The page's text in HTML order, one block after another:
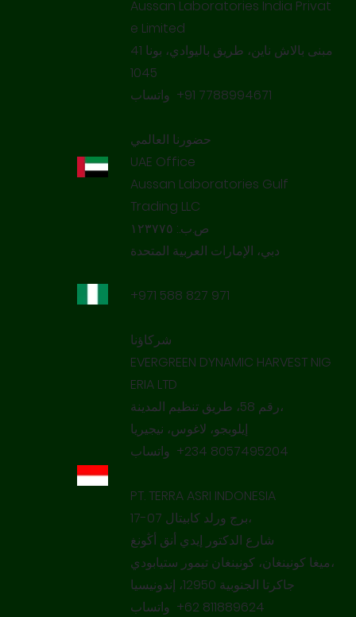
Aussan Laboratories India Privat
e Limited‌​
مبنى بالاش ناين، طريق باليوادي، بونا ‌‌41
واتساب ‌‌‎+91 7788994671
حضورنا العالمي
UAE Office
Aussan Laboratories Gulf
Trading LLC
ص.ب.: ١٢٣٧٧٥
دبي، الإمارات العربية المتحدة
+971 588 827 971
EVERGREEN DYNAMIC HARVEST NIG
ERIA LTD‌​
رقم ‌‌58‌‌، طريق تنظيم المدينة،‌​
واتساب ‌‌‎ +234 8057495204
PT. TERRA ASRI INDONESIA‌​
17-07‌‌ برج ورلد كابيتال،‌​
ميغا كونينغان، كونينغان تيمور ستيابودي،‌​
واتساب ‌‌‎ +62 811889624